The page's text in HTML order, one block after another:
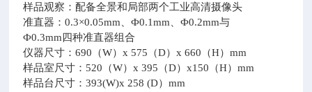
样品观察：配备全景和局部两个工业高清摄像头
准直器：0.3×0.05mm、Ф0.1mm、Ф0.2mm与
Ф0.3mm四种准直器组合
仪器尺寸：690（W）x 575（D）x 660（H）mm
样品室尺寸：520（W）x 395（D）x150（H）mm
样品台尺寸：393(W)x 258 (D）mm